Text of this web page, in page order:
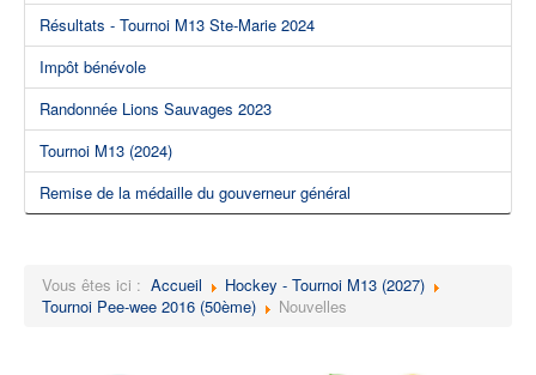
Résultats - Tournoi M13 Ste-Marie 2024
Impôt bénévole
Randonnée Lions Sauvages 2023
Tournoi M13 (2024)
Remise de la médaille du gouverneur général
Vous êtes ici : Accueil
Hockey - Tournoi M13 (2027)
Tournoi Pee-wee 2016 (50ème)
Nouvelles